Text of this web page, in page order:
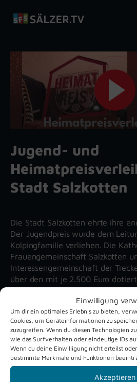
Einwilligung
Um dir ein optimales Erlebnis zu bieten,
Cookies, um Geräteinformationen zu
zuzugreifen. Wenn du diesen Technologien
wie das Surfverhalten oder eindeutige IDs
Wenn du deine Einwilligung nicht erteilst
bestimmte Merkmale und Funktionen
Akzeptieren
Inhalt
springen
Jugend- und
Stadt Salzkotten
Die Stadt Salzkotten ehrte ihre
Der Jugendpreis wurde dem
Kolpingfamilie verliehen. Die
Frauengemeinschaft Salzkotten
Interessengemeinschaft der
über den mit je 2.500 Euro
freuen.
Unsere aktuellen
Schützenfest